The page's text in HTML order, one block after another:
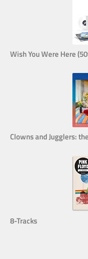
Wish You Were Here
Clowns and Jugglers:
8-Tracks